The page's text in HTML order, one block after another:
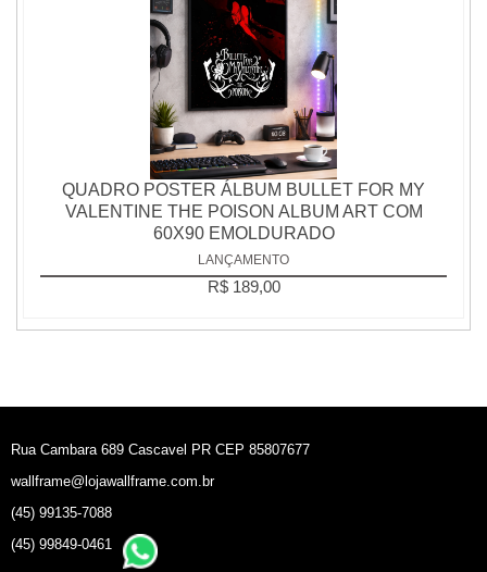
QUADRO POSTER ÁLBUM BULLET FOR MY
VALENTINE THE POISON ALBUM ART COM
60X90 EMOLDURADO
LANÇAMENTO
R$ 189,00
Rua Cambara 689 Cascavel PR CEP 85807677
wallframe@lojawallframe.com.br
(45) 99135-7088
(45) 99849-0461